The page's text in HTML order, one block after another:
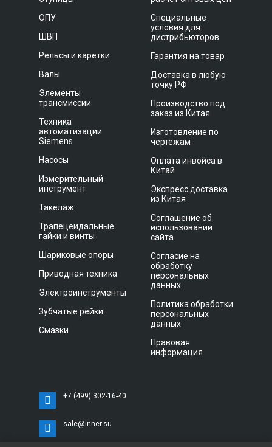
ОПУ
ШВП
Рельсы и каретки
Валы
Элементы
трансмиссии
Техника
автоматизации
Siemens
Насосы
Измерительный
инструмент
Такелаж
Трапецеидальные
гайки и винты
Шариковые опоры
Приводная техника
Электроинструменты
Зубчатые рейки
Смазки
Специальные
условия для
дистрибьюторов
Гарантия на товар
Доставка в любую
точку РФ
Производство под
заказ из Китая
Изготовление по
чертежам
Оплата инвойса в
Китай
Экспресс доставка
из Китая
Соглашение об
использовании
сайта
Согласие на
обработку
персональных
данных
Политика обработки
персональных
данных
Правовая
информация
+7 (499) 302-16-40
sale@inner.su